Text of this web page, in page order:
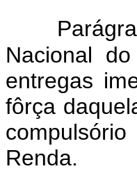
Nacional
entregas
fôrça
Renda.